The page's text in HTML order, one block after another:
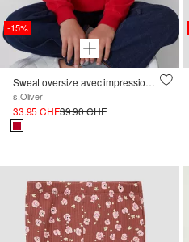
-15%
Sweat oversize avec impression sur le devant
s.Oliver
33.95 CHF39.90 CHF